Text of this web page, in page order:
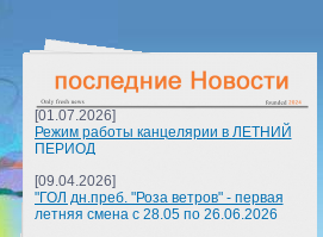
[01.07.2026]
Режим работы канцелярии в ЛЕТНИЙ
ПЕРИОД
[09.04.2026]
"ГОЛ дн.преб. "Роза ветров" - первая
летняя смена с 28.05 по 26.06.2026